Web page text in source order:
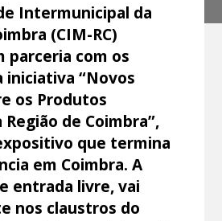
Intermunicipal da
(CIM-RC)
parceria com os
iniciativa “Novos
os Produtos
de Coimbra”,
que termina
em Coimbra. A
entrada livre, vai
nos claustros do